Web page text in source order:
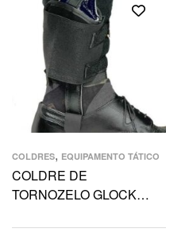
COLDRES, EQUIPAMENTO TÁTICO
COLDRE DE
TORNOZELO GLOCK